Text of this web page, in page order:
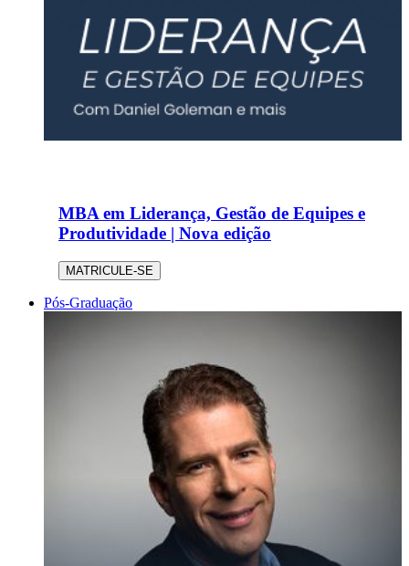
MBA em Liderança, Gestão de Equipes e
Produtividade | Nova edição
MATRICULE-SE
Pós-Graduação